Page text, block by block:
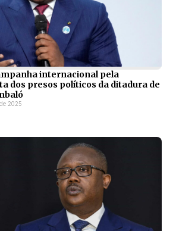
internacional pela
dos presos políticos da ditadura de
2025